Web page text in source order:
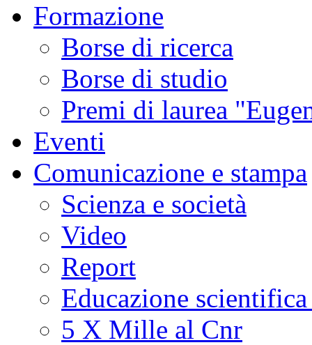
Formazione
Borse di ricerca
Borse di studio
Premi di laurea
Eventi
Comunicazione e stampa
Scienza e società
Video
Report
Educazione
5 X Mille al Cnr